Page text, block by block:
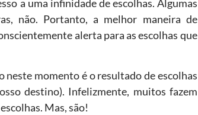
a uma infinidade de escolhas. Algumas
não. Portanto, a melhor maneira de
alerta para as escolhas que
neste momento é o resultado de escolhas
destino). Infelizmente, muitos fazem
Mas, são!